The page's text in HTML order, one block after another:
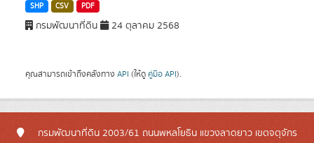
SHP CSV PDF
กรมพัฒนาที่ดิน 24 ตุลาคม 2568
คุณสามารถเข้าถึงคลังทาง API (ให้ดู คู่มือ API).
กรมพัฒนาที่ดิน 2003/61 ถนนพหลโยธิน แขวงลาดยาว เขตจตุจักร